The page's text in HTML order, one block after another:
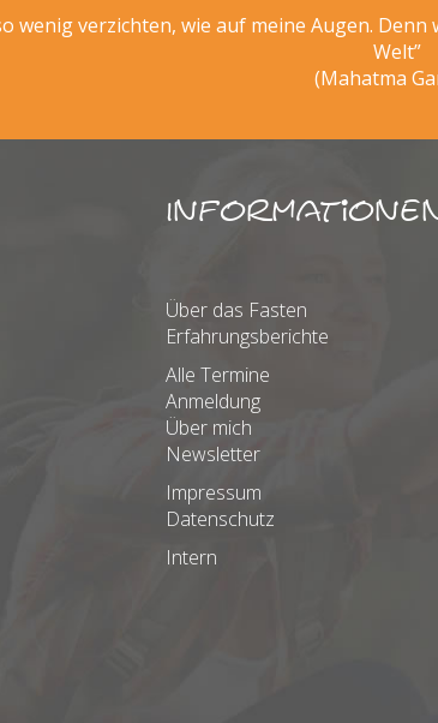
wenig verzichten, wie auf meine Augen.
Welt”
(Mahatma
Über das Fasten
Erfahrungsberichte
Alle Termine
Anmeldung
Über mich
Newsletter
Impressum
Datenschutz
Intern